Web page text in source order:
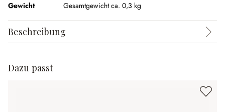
Gewicht
Gesamtgewicht ca. 0,3 kg
Beschreibung
Dazu passt